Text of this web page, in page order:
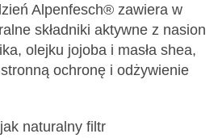
Alpenfesch® zawiera w
składniki aktywne z nasion
olejku jojoba i masła shea,
ochronę i odżywienie
naturalny filtr